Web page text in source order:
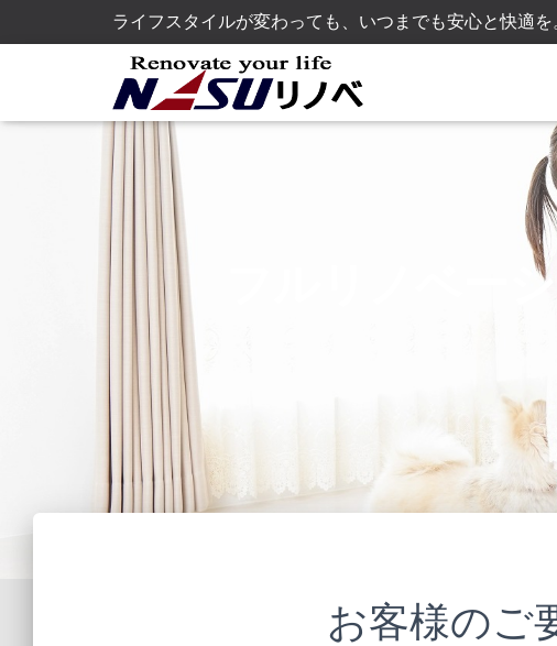
ライフスタイルが変わっても、いつまでも安心と快適を
フルリノベー
お客様のご